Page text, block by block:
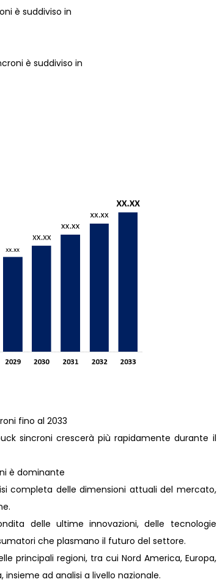
è suddiviso in
è suddiviso in
fino al 2033
sincroni crescerà più rapidamente durante il
è dominante
completa delle dimensioni attuali del mercato,
delle ultime innovazioni, delle tecnologie
che plasmano il futuro del settore.
principali regioni, tra cui Nord America, Europa,
ad analisi a livello nazionale.